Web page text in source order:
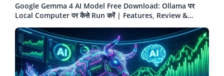
Google Gemma 4 AI Model Free Download: Ollama पर
Local Computer पर कैसे Run करें | Features, Review &